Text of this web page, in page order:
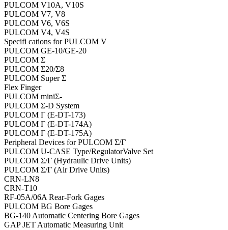
PULCOM V10A, V10S
PULCOM V7, V8
PULCOM V6, V6S
PULCOM V4, V4S
Specifi cations for PULCOM V
PULCOM GE-10/GE-20
PULCOM Σ
PULCOM Σ20/Σ8
PULCOM Super Σ
Flex Finger
PULCOM miniΣ-
PULCOM Σ-D System
PULCOM Γ (E-DT-173)
PULCOM Γ (E-DT-174A)
PULCOM Γ (E-DT-175A)
Peripheral Devices for PULCOM Σ/Γ
PULCOM U-CASE Type/RegulatorValve Set
PULCOM Σ/Γ (Hydraulic Drive Units)
PULCOM Σ/Γ (Air Drive Units)
CRN-LN8
CRN-T10
RF-05A/06A Rear-Fork Gages
PULCOM BG Bore Gages
BG-140 Automatic Centering Bore Gages
GAP JET Automatic Measuring Unit